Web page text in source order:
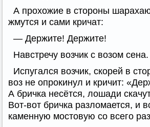
А прохожие в стороны
жмутся и сами кричат:
— Держите! Держите!
Навстречу возчик с возом сена.
Испугался возчик, скорей в
воз не опрокинул и кричит:
А бричка несётся, лошади
Вот-вот бричка разломается, и
каменную мостовую со всего